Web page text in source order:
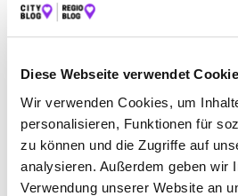
Diese Webseite verwendet
Wir verwenden Cookies, um
personalisieren, Funktionen für
zu können und die Zugriffe auf
analysieren. Außerdem geben wir
Verwendung unserer Website an
FACHHANDEL FÜR
IN UND UM WÜRZBURG
Jetzt geöffnet
Suchen nach